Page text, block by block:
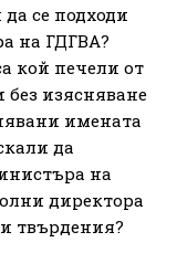
се подходи
на ГДГВА?
кой печели от
без изясняване
имената
да
на
директора
твърдения?